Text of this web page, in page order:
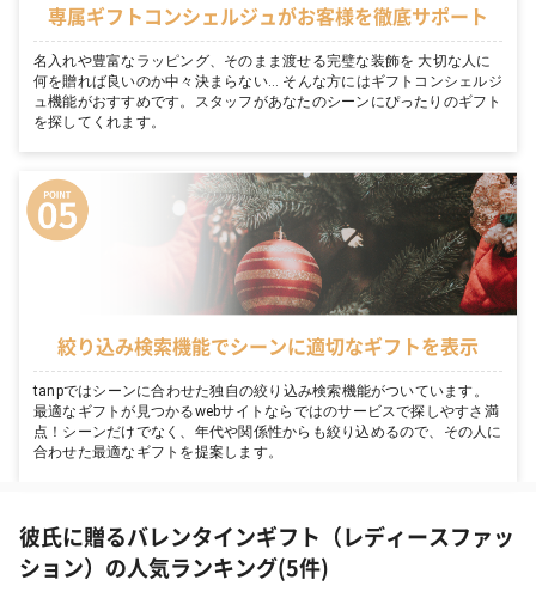
専属ギフトコンシェルジュがお客様を徹底サポート
名入れや豊富なラッピング、そのまま渡せる完璧な装飾を 大切な人に
何を贈れば良いのか中々決まらない… そんな方にはギフトコンシェルジ
ュ機能がおすすめです。スタッフがあなたのシーンにぴったりのギフト
を探してくれます。
絞り込み検索機能でシーンに適切なギフトを表示
tanpではシーンに合わせた独自の絞り込み検索機能がついています。
最適なギフトが見つかるwebサイトならではのサービスで探しやすさ満
点！シーンだけでなく、年代や関係性からも絞り込めるので、その人に
合わせた最適なギフトを提案します。
彼氏に贈るバレンタインギフト（レディースファッ
ション）の人気ランキング(5件)